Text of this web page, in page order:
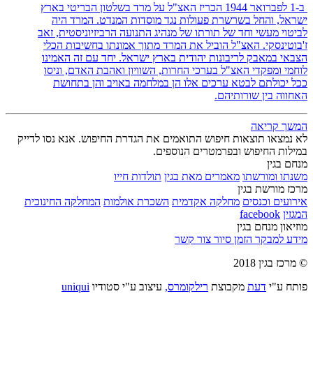
ב-1 לפברואר 1944 הכריז האצ"ל על מרד בשלטון הבריטי בארץ
ישראל, והחל בשרשרת פעולות נגד מוסדות המנדט. המרד היה
לביטוי מעשי וחד של תורתו של מנהיג התנועה הרביזיוניסטית, זאב
ז'בוטינסקי. האצ"ל הוביל את המרד מתוך אמונתו בחשיבות הכלי
הצבאי במאבק לריבונות יהודית בארץ ישראל. יחד עם זה האמינו
לוחמי ומפקדי האצ"ל בערכי החרות, השוויון ואהבת האדם, וניסו
ככל יכולתם לבטא ערכים אלו הן במלחמה באויב והן בתחושת
האחווה בין שורותיהם.
המשך קריאה
לא נמצאו תוצאות חיפוש התואמים את הגדרת החיפוש. אנא נסו לדייק
במילות החיפוש ובפרמטרים הנוספים.
מנחם בגין
משנתו ומורשתו מאמרים מאת בגין תולדות חייו
מרכז מורשת בגין
אירועים וכנסים מחלקה אקדמית השכרת אולמות המחלקה החינוכית
המגזין facebook
מוזיאון מנחם בגין
מידע למבקר הזמן סיור צור קשר
© מרכז בגין 2018
פותח ע"י דעת מקבוצת רילקומרס, עיצוב ע"י סטודיו uniqui